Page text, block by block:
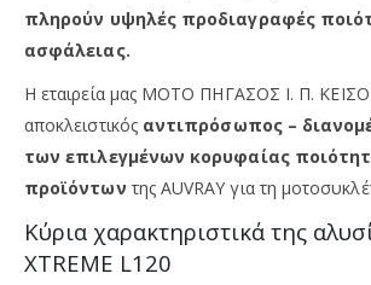
πληρούν υψηλές προδιαγραφές
ασφάλειας.
Η εταιρεία μας ΜΟΤΟ ΠΗΓΑΣΟΣ Ι. Π.
αποκλειστικός αντιπρόσωπος –
των επιλεγμένων κορυφαίας
προϊόντων της AUVRAY για τη
Κύρια χαρακτηριστικά της
XTREME L120